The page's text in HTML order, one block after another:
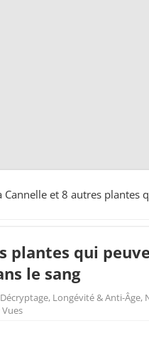
Cannelle et 8 autres
plantes qui
le sang
, Longévité & Anti-Âge,
Vues